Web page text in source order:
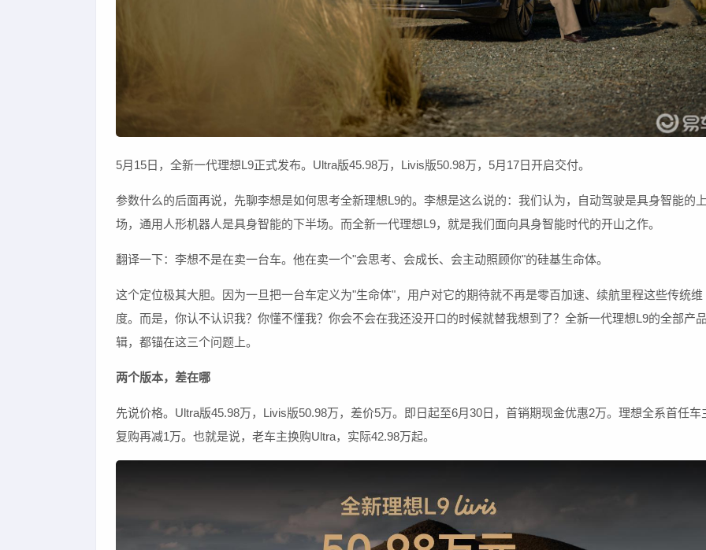
5月15日，全新一代理想L9正式发布。Ultra版45.98万，Livis版50.98万，5月17日开启交付。
参数什么的后面再说，先聊李想是如何思考全新理想L9的。李想是这么说的：我们认为，自动驾驶是具身智能的
场，通用人形机器人是具身智能的下半场。而全新一代理想L9，就是我们面向具身智能时代的开山之作。
翻译一下：李想不是在卖一台车。他在卖一个"会思考、会成长、会主动照顾你"的硅基生命体。
这个定位极其大胆。因为一旦把一台车定义为"生命体"，用户对它的期待就不再是零百加速、续航里程这些传统维
度。而是，你认不认识我？你懂不懂我？你会不会在我还没开口的时候就替我想到了？全新一代理想L9的全部产
辑，都锚在这三个问题上。
两个版本，差在哪
先说价格。Ultra版45.98万，Livis版50.98万，差价5万。即日起至6月30日，首销期现金优惠2万。理想全系首任车
复购再减1万。也就是说，老车主换购Ultra，实际42.98万起。